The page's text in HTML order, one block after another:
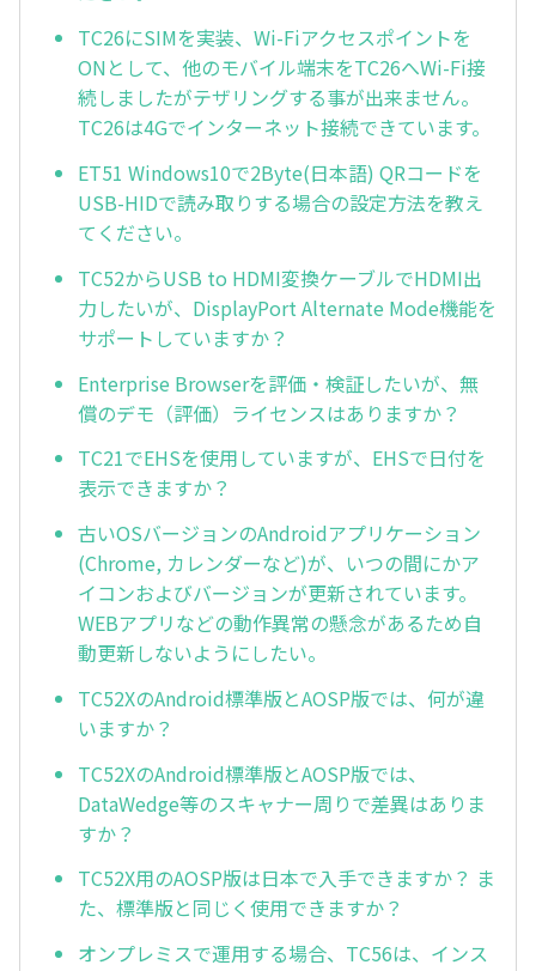
TC26にSIMを実装、Wi-Fiアクセスポイントを
ONとして、他のモバイル端末をTC26へWi-Fi接
続しましたがテザリングする事が出来ません。
TC26は4Gでインターネット接続できています。
ET51 Windows10で2Byte(日本語) QRコードを
USB-HIDで読み取りする場合の設定方法を教え
てください。
TC52からUSB to HDMI変換ケーブルでHDMI出
力したいが、DisplayPort Alternate Mode機能を
サポートしていますか？
Enterprise Browserを評価・検証したいが、無
償のデモ（評価）ライセンスはありますか？
TC21でEHSを使用していますが、EHSで日付を
表示できますか？
古いOSバージョンのAndroidアプリケーション
(Chrome, カレンダーなど)が、いつの間にかア
イコンおよびバージョンが更新されています。
WEBアプリなどの動作異常の懸念があるため自
動更新しないようにしたい。
TC52XのAndroid標準版とAOSP版では、何が違
いますか？
TC52XのAndroid標準版とAOSP版では、
DataWedge等のスキャナー周りで差異はありま
すか？
TC52X用のAOSP版は日本で入手できますか？ ま
た、標準版と同じく使用できますか？
オンプレミスで運用する場合、TC56は、インス